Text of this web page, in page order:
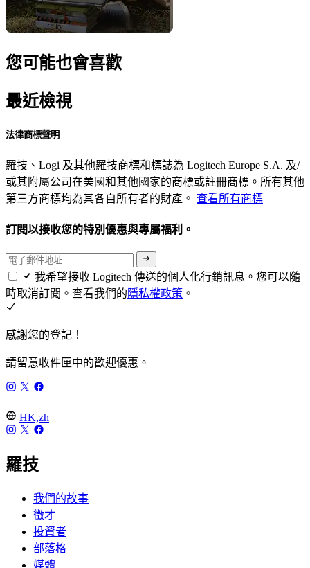
您可能也會喜歡
最近檢視
法律商標聲明
羅技、Logi 及其他羅技商標和標誌為 Logitech Europe S.A. 及/
或其附屬公司在美國和其他國家的商標或註冊商標。所有其他
第三方商標均為其各自所有者的財產。 查看所有商標
訂閱以接收您的特別優惠與專屬福利。
我希望接收 Logitech 傳送的個人化行銷訊息。您可以隨
時取消訂閱。查看我們的隱私權政策 。
感謝您的登記！
請留意收件匣中的歡迎優惠。
HK,zh
羅技
我們的故事
徵才
投資者
部落格
媒體